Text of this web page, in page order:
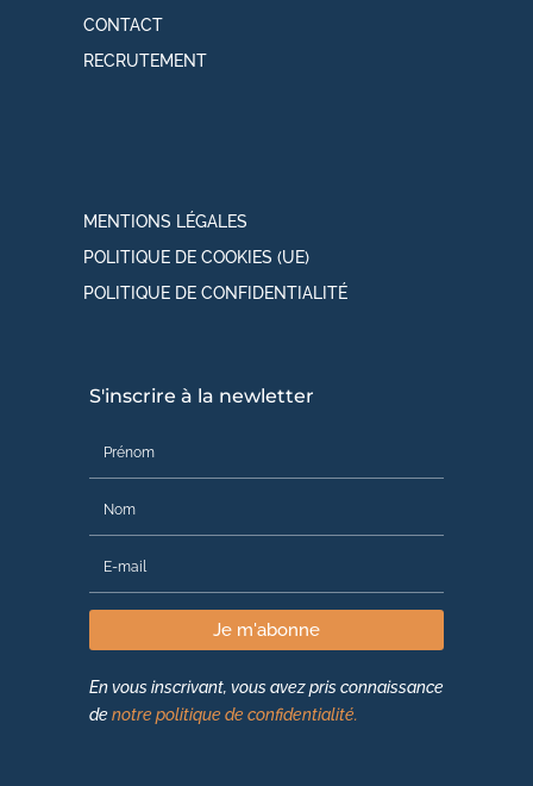
CONTACT
RECRUTEMENT
MENTIONS LÉGALES
POLITIQUE DE COOKIES (UE)
POLITIQUE DE CONFIDENTIALITÉ
S'inscrire à la newletter
Je m'abonne
En vous inscrivant, vous avez pris connaissance
denotre politique de confidentialité.